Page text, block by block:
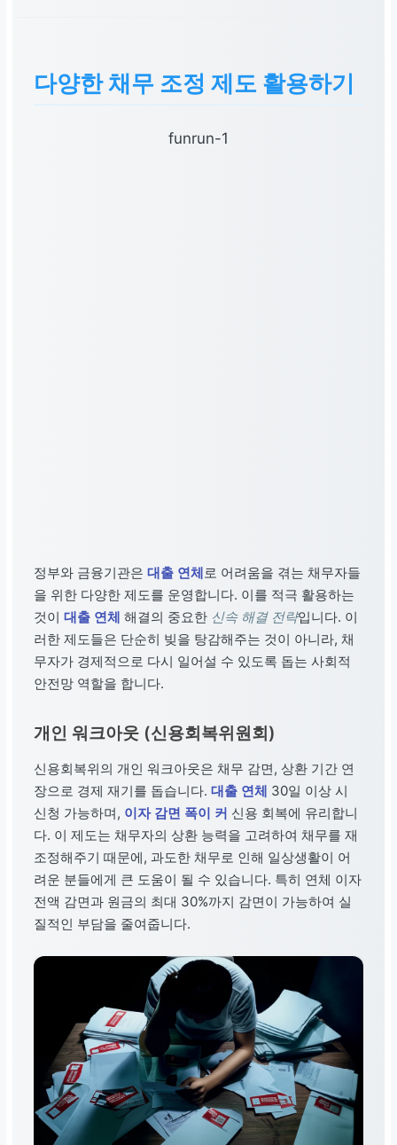
다양한 채무 조정 제도 활용하기
funrun-1
정부와 금융기관은대출 연체로 어려움을 겪는 채무자들
을 위한 다양한 제도를 운영합니다. 이를 적극 활용하는
것이대출 연체 해결의 중요한 신속 해결 전략입니다. 이
러한 제도들은 단순히 빚을 탕감해주는 것이 아니라, 채
무자가 경제적으로 다시 일어설 수 있도록 돕는 사회적
안전망 역할을 합니다.
개인 워크아웃 (신용회복위원회)
신용회복위의 개인 워크아웃은 채무 감면, 상환 기간 연
장으로 경제 재기를 돕습니다.대출 연체 30일 이상 시
신청 가능하며, 이자 감면 폭이 커 신용 회복에 유리합니
다. 이 제도는 채무자의 상환 능력을 고려하여 채무를 재
조정해주기 때문에, 과도한 채무로 인해 일상생활이 어
려운 분들에게 큰 도움이 될 수 있습니다. 특히 연체 이자
전액 감면과 원금의 최대 30%까지 감면이 가능하여 실
질적인 부담을 줄여줍니다.